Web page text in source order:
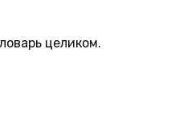
целиком.